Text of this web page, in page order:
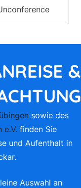
&
sowie des
e.V. finden Sie
und Aufenthalt in
Auswahl an